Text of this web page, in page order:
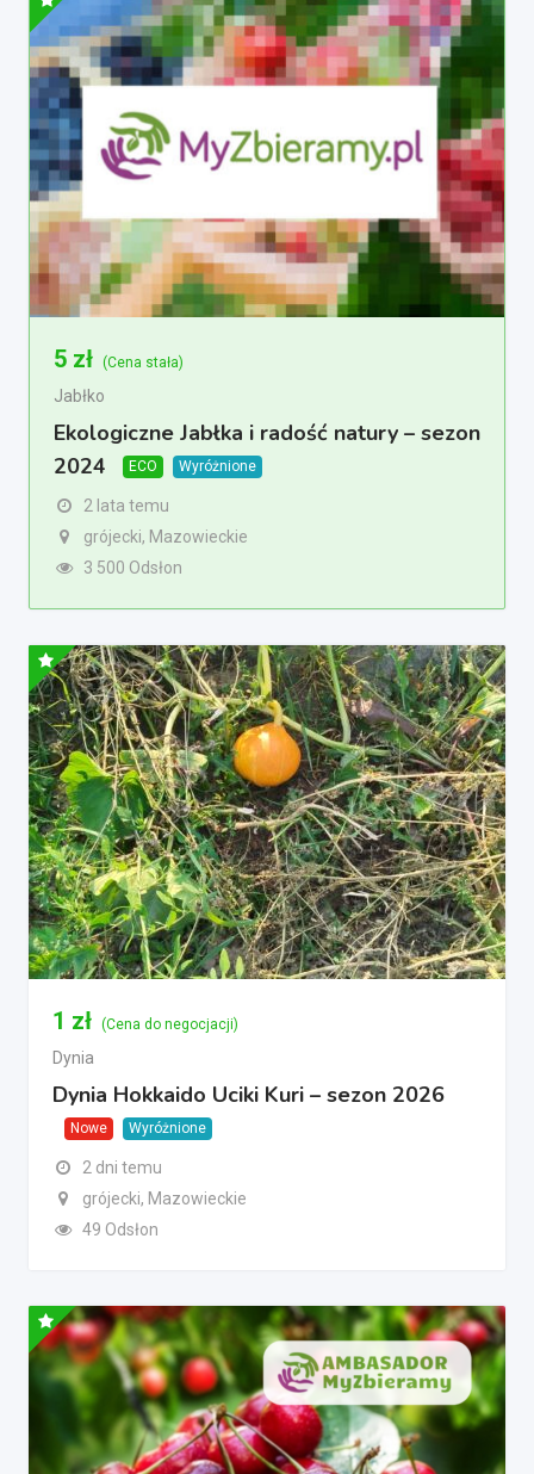
5 zł (Cena stała)
Jabłko
Ekologiczne Jabłka i radość natury – sezon
2024
ECO Wyróżnione
2 lata temu
grójecki, Mazowieckie
3 500 Odsłon
1 zł (Cena do negocjacji)
Dynia
Dynia Hokkaido Uciki Kuri – sezon 2026
Nowe Wyróżnione
2 dni temu
grójecki, Mazowieckie
49 Odsłon